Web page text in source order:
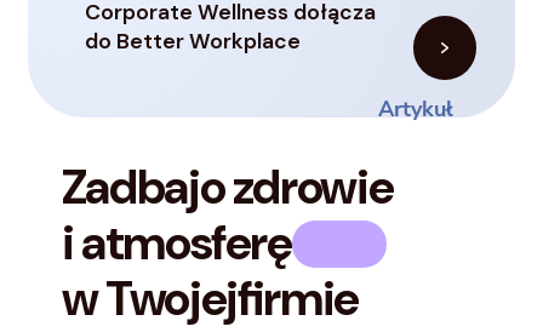
Corporate Wellness dołącza
do Better Workplace
Artykuł
Zadbajo zdrowie
i atmosferę
w Twojejfirmie